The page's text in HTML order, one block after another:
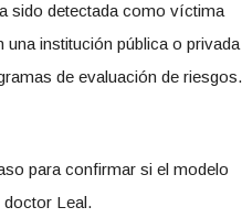
sido detectada como víctima
institución pública o privada
de evaluación de riesgos.
para confirmar si el modelo
doctor Leal.